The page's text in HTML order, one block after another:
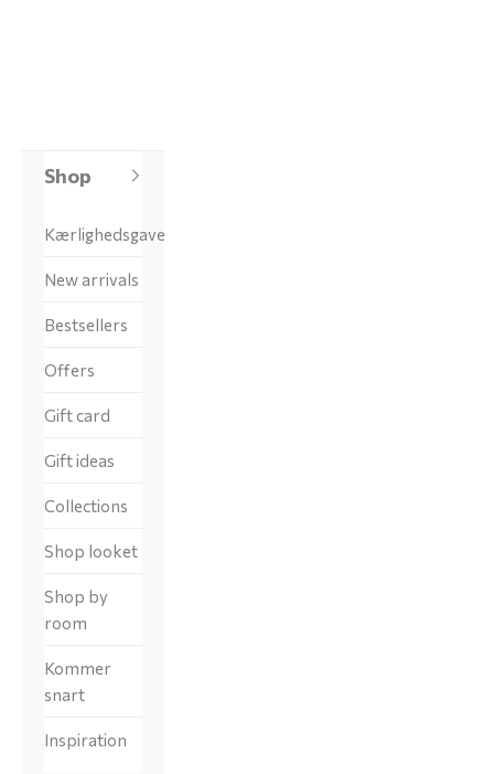
Shop
Kærlighedsgaver
New arrivals
Bestsellers
Offers
Gift card
Gift ideas
Collections
Shop looket
Shop by
room
Kommer
snart
Inspiration